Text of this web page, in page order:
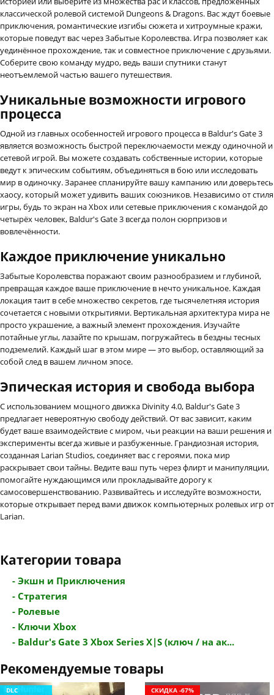
классической ролевой системой Dungeons & Dragons. Вас ждут боевые
приключения, романтические изгибы сюжета и хитроумные кражи,
которые поведут вас через Забытые Королевства. Игра позволяет как
уединённое прохождение, так и совместное приключение с друзьями.
Соберите свою команду мудро, ведь ваши спутники станут
неотъемлемой частью вашего путешествия.
Уникальные возможности игрового
процесса
Одной из главных особенностей игрового процесса в Baldur's Gate 3
является возможность быстрой переключаемости между одиночной и
сетевой игрой. Вы можете создавать собственные истории, которые
ведут к эпическим событиям, объединяться в бою или исследовать
мир в одиночку. Заранее спланируйте вашу кампанию или доверьтесь
хаосу, который может удивить ваших союзников. Независимо от стиля
игры, будь то экран на Xbox или сетевые приключения с командой до
четырёх человек, Baldur's Gate 3 всегда полон сюрпризов и
вовлечённости.
Каждое приключение уникально
Забытые Королевства поражают своим разнообразием и глубиной,
превращая каждое ваше приключение в нечто уникальное. Каждая
локация таит в себе множество секретов, где тысячелетняя история
сочетается с новыми открытиями. Вертикальная архитектура мира не
просто украшение, а важный элемент прохождения. Изучайте
потайные углы, лазайте по крышам, погружайтесь в бездны тесных
подземелий. Каждый шаг в этом мире — это выбор, оставляющий за
собой след в вашем личном эпосе.
Эпическая история и свобода выбора
С использованием мощного движка Divinity 4.0, Baldur's Gate 3
предлагает невероятную свободу действий. От вас зависит, каким
будет ваше взаимодействие с миром, чьи реакции на ваши решения и
эксперименты всегда живые и разбуженные. Грандиозная история,
созданная Larian Studios, соединяет вас с героями, пока мир
раскрывает свои тайны. Ведите ваш путь через флирт и манипуляции,
помогайте нуждающимся или прокладывайте дорогу к
самосовершенствованию. Развивайтесь и исследуйте возможности,
которые открывает перед вами движок компьютерных ролевых игр от
Larian.
Категории товара
- Экшн и Приключения
- Стратегия
- Ролевые
- Ключи Xbox
- Baldur's Gate 3 Xbox Series X|S (ключ / на ак...
Рекомендуемые товары
DLC
СКИДКА -67%